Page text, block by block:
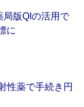
局版QIの活用で
に
性薬で手続き円